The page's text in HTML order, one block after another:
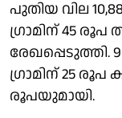
പുതിയ വില
ഗ്രാമിന് 45 രൂപ
രേഖപ്പെടുത്തി.
ഗ്രാമിന് 25
രൂപയുമായി.